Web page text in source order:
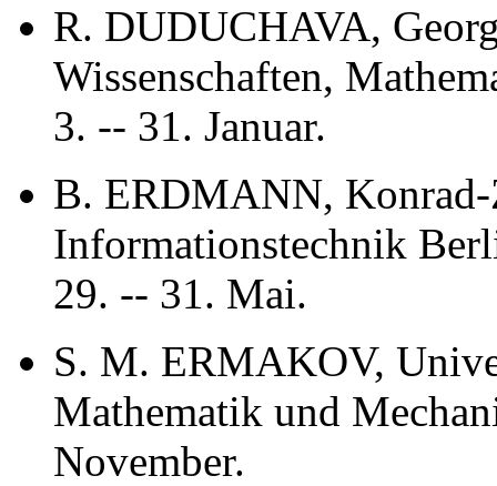
R. DUDUCHAVA,
Wissenschaften,
3. -- 31. Januar.
B. ERDMANN,
Informationstechnik
29. -- 31. Mai.
S. M. ERMAKOV,
Mathematik und
November.